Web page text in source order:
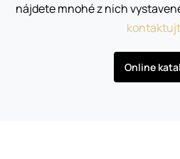
nájdete mnohé z nich
Online